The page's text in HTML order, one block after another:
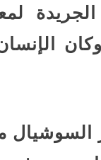
السوشيال